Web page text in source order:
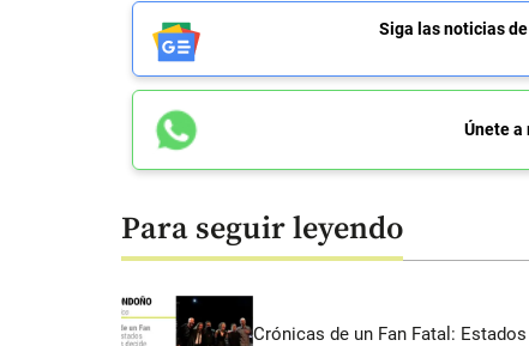
Siga las noticias de
Únete a
Para seguir leyendo
Crónicas de un Fan Fatal: